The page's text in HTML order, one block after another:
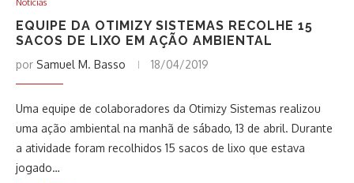
Notícias
EQUIPE DA OTIMIZY SISTEMAS RECOLHE 15
SACOS DE LIXO EM AÇÃO AMBIENTAL
por Samuel M. Basso 18/04/2019
Uma equipe de colaboradores da Otimizy Sistemas realizou
uma ação ambiental na manhã de sábado, 13 de abril. Durante
a atividade foram recolhidos 15 sacos de lixo que estava
jogado…